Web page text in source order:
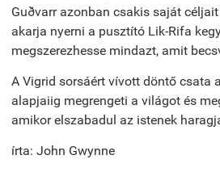
Guðvarr azonban csakis saját
akarja nyerni a pusztító Lik-Rifa
megszerezhesse mindazt, amit
A Vigrid sorsáért vívott döntő csata
alapjaiig megrengeti a világot és
amikor elszabadul az istenek
írta: John Gwynne